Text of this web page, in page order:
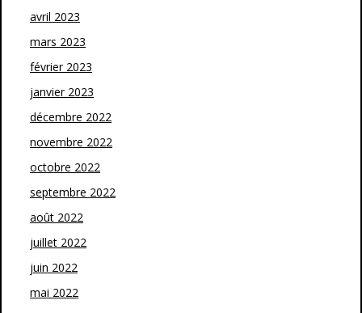
avril 2023
mars 2023
février 2023
janvier 2023
décembre 2022
novembre 2022
octobre 2022
septembre 2022
août 2022
juillet 2022
juin 2022
mai 2022